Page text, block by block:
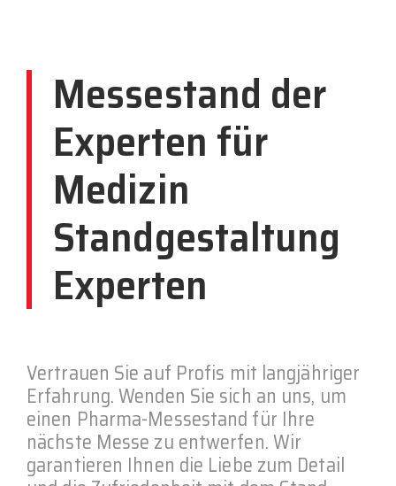
Messestand der
Experten für
Medizin
Standgestaltung
Experten
Vertrauen Sie auf Profis mit langjähriger
Erfahrung. Wenden Sie sich an uns, um
einen Pharma-Messestand für Ihre
nächste Messe zu entwerfen. Wir
garantieren Ihnen die Liebe zum Detail